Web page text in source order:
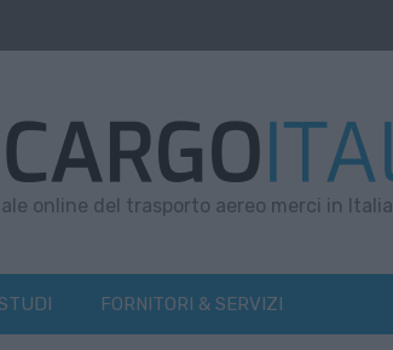
online del trasporto aereo merci in Italia
FORNITORI & SERVIZI